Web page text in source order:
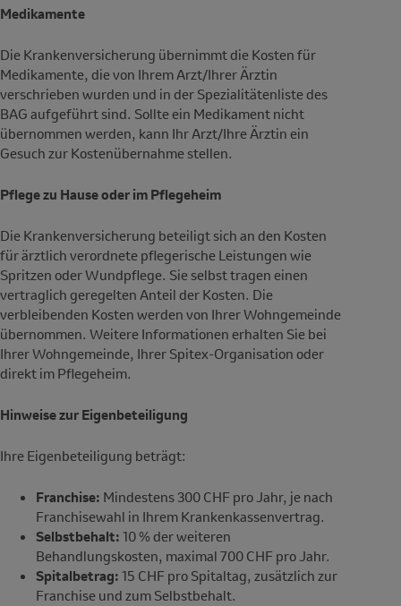
Medikamente
Die Krankenversicherung übernimmt die Kosten für
Medikamente, die von Ihrem Arzt/Ihrer Ärztin
verschrieben wurden und in der Spezialitätenliste des
BAG aufgeführt sind. Sollte ein Medikament nicht
übernommen werden, kann Ihr Arzt/Ihre Ärztin ein
Gesuch zur Kostenübernahme stellen.
Pflege zu Hause oder im Pflegeheim
Die Krankenversicherung beteiligt sich an den Kosten
für ärztlich verordnete pflegerische Leistungen wie
Spritzen oder Wundpflege. Sie selbst tragen einen
vertraglich geregelten Anteil der Kosten. Die
verbleibenden Kosten werden von Ihrer Wohngemeinde
übernommen. Weitere Informationen erhalten Sie bei
Ihrer Wohngemeinde, Ihrer Spitex-Organisation oder
direkt im Pflegeheim.
Hinweise zur Eigenbeteiligung
Ihre Eigenbeteiligung beträgt:
Franchise: Mindestens 300 CHF pro Jahr, je nach
Franchisewahl in Ihrem Krankenkassenvertrag.
Selbstbehalt: 10 % der weiteren
Behandlungskosten, maximal 700 CHF pro Jahr.
Spitalbetrag: 15 CHF pro Spitaltag, zusätzlich zur
Franchise und zum Selbstbehalt.